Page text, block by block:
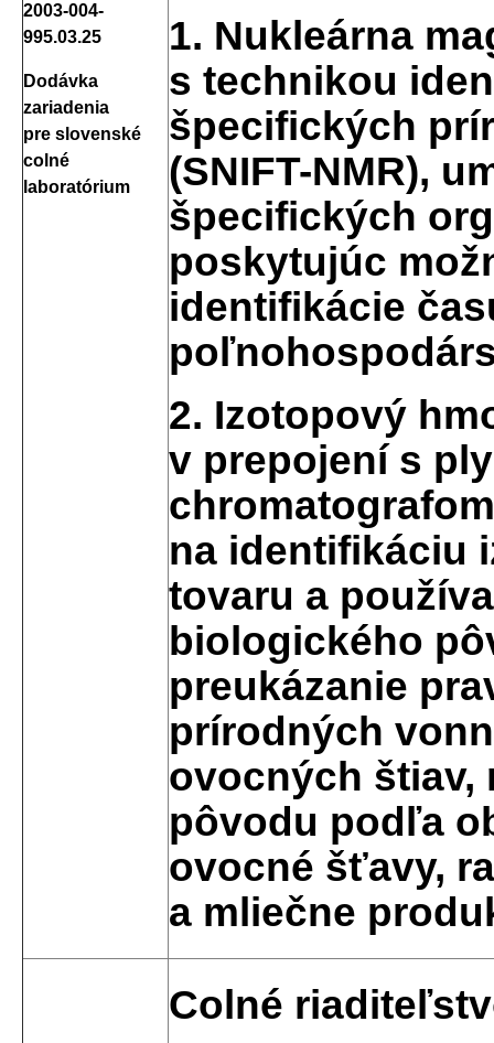
2003-004-
995.03.25
Dodávka
zariadenia
pre slovenské
colné
laboratórium
1. Nukleárna
s technikou
špecifických
(SNIFT-NMR),
špecifických
poskytujúc
identifikácie
2. Izotopový
v prepojení s
na identifikáciu
tovaru a
biologického
preukázanie
prírodných
ovocných štiav,
pôvodu podľa
ovocné šťavy,
a mliečne
Colné